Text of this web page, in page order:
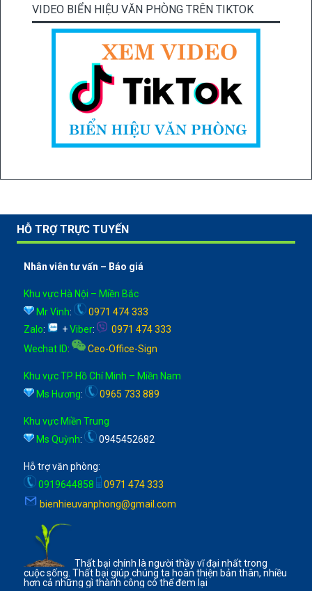
VIDEO BIỂN HIỆU VĂN PHÒNG TRÊN TIKTOK
HỖ TRỢ TRỰC TUYẾN
Nhân viên tư vấn – Báo giá
Khu vực Hà Nội – Miền Bắc
Mr Vinh:
0971 474 333
Zalo: +Viber:
0971 474 333
Wechat ID: Ceo-Office-Sign
Khu vực TP Hồ Chí Minh – Miền Nam
Ms Hương: 0965 733 889
Khu vực Miền Trung
Ms Quỳnh: 0945452682
Hỗ trợ văn phòng:
0919644858
0971 474 333
bienhieuvanphong@gmail.com
Thất bại chính là người thầy vĩ đại nhất trong
cuộc sống. Thất bại giúp chúng ta hoàn thiện bản thân, nhiều
hơn cả những gì thành công có thể đem lại